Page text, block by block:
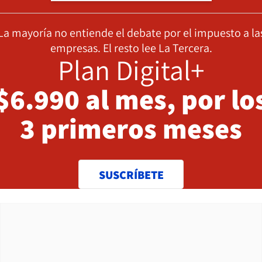
mayoría no entiende el debate por el impuesto a
empresas. El resto lee La Tercera.
Plan Digital+
al mes, por
3 primeros meses
SUSCRÍBETE